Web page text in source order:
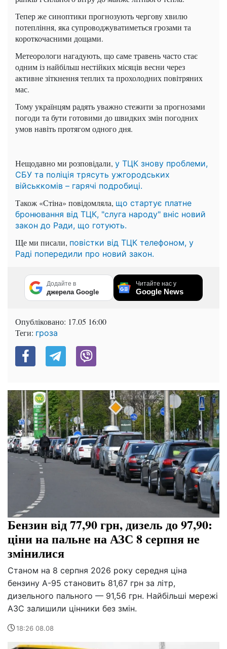
Тепер же синоптики прогнозують чергову хвилю
потепління, яка супроводжуватиметься грозами та
короткочасними дощами.
Метеорологи нагадують, що саме травень часто стає
одним із найбільш нестійких місяців весни через
активне зіткнення теплих та прохолодних повітряних
мас.
Тому українцям радять уважно стежити за прогнозами
погоди та бути готовими до швидких змін погодних
умов навіть протягом одного дня.
Нещодавно ми розповідали, у ТЦК знову проблеми,
СБУ та поліція трясуть ужгородських
військкомів – гарячі подробиці.
Також «Стіна» повідомляла, що стартує платне
бронювання від ТЦК, "слуга народу" вніс новий
закон до Ради, що готують.
Ще ми писали, повістки від ТЦК телефоном, у
Раді попередили про новий закон.
Додайте в
джерела Google
Читайте нас у
Google News
Опубліковано: 17.05 16:00
Теги: гроза
Бензин від 77,90 грн, дизель до 97,90:
ціни на пальне на АЗС 8 серпня не
змінилися
Станом на 8 серпня 2026 року середня ціна
бензину А-95 становить 81,67 грн за літр,
дизельного пального — 91,56 грн. Найбільші мережі
АЗС залишили цінники без змін.
18:26 08.08